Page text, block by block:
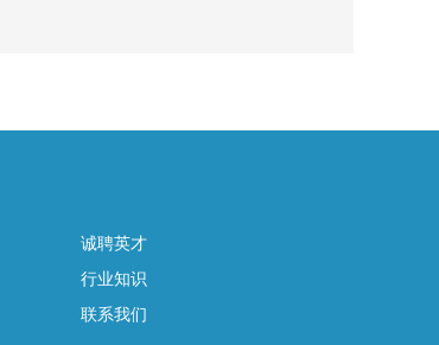
诚聘英才
行业知识
联系我们